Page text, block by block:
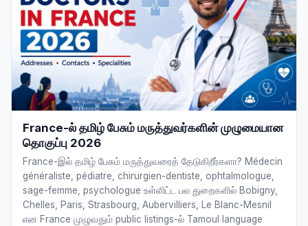
France-ல் தமிழ் பேசும் மருத்துவர்களின் முழுமையான
தொகுப்பு 2026
France-இல் தமிழ் பேசும் மருத்துவரைத் தேடுகிறீர்களா? Médecin
généraliste, pédiatre, chirurgien-dentiste, ophtalmologue,
sage-femme, psychologue உள்ளிட்ட பல துறைகளில் Bobigny,
Chelles, Paris, Strasbourg, Aubervilliers, Le Blanc-Mesnil
என France முழுவதும் public listings-ல் Tamoul language